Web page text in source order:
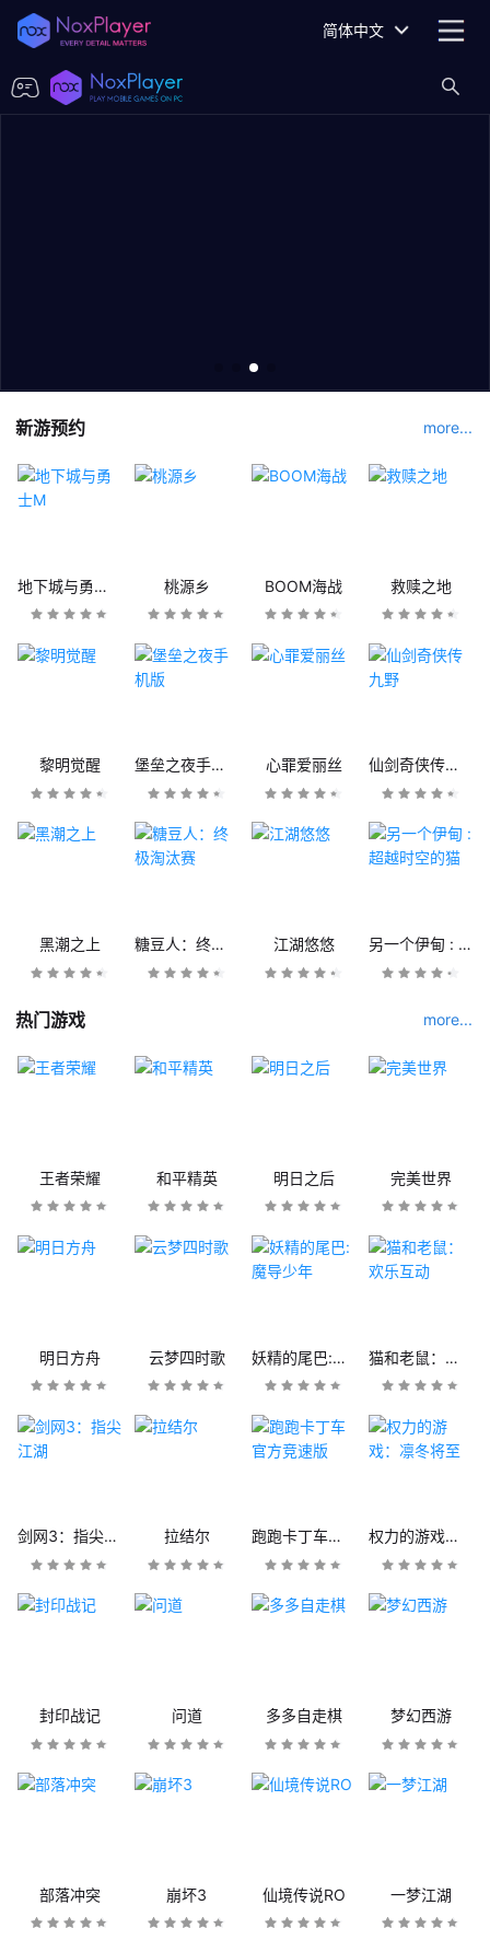
简体中文
新游预约 more...
地下城与勇士M 桃源乡 BOOM海战 救赎之地
黎明觉醒 堡垒之夜手机版 心罪爱丽丝 仙剑奇侠传九野
黑潮之上 糖豆人：终极淘汰赛 江湖悠悠 另一个伊甸 : 超越时空的猫
热门游戏 more...
王者荣耀 和平精英 明日之后 完美世界
明日方舟 云梦四时歌 妖精的尾巴:魔导少年 猫和老鼠：欢乐互动
剑网3：指尖江湖 拉结尔 跑跑卡丁车官方竞速版 权力的游戏：凛冬将至
封印战记 问道 多多自走棋 梦幻西游
部落冲突 崩坏3 仙境传说RO 一梦江湖